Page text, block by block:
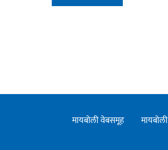
मायबोली वेबसमूह मायबोली